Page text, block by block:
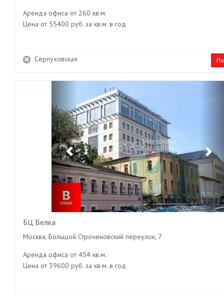
Аренда офиса от 260 кв.м.
Цена от 55400 руб. за кв.м. в год
Серпуховская
БЦ Велка
Москва, Большой Строченовский переулок, 7
Аренда офиса от 454 кв.м.
Цена от 39600 руб. за кв.м. в год